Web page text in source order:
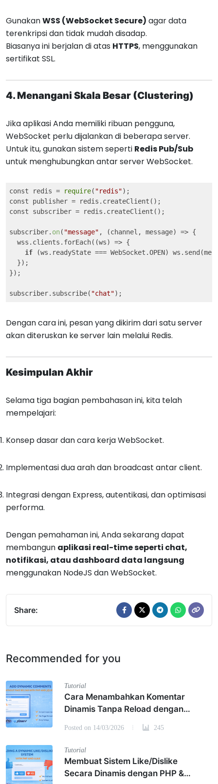
GunakanWSS (WebSocket Secure) agar data
terenkripsi dan tidak mudah disadap.
Biasanya ini berjalan di atas HTTPS, menggunakan
sertifikat SSL.
4. Menangani Skala Besar (Clustering)
Jika aplikasi Anda memiliki ribuan pengguna,
WebSocket perlu dijalankan di beberapa server.
Untuk itu, gunakan sistem seperti Redis Pub/Sub
untuk menghubungkan antar server WebSocket.
const redis = require( "redis");
const publisher = redis.createClient();
const subscriber = redis.createClient();
subscriber. on( "message" , (channel, message) => {
  wss.clients.forEach(
(ws) => {
if (ws.readyState === WebSocket.OPEN)
  });
});
subscriber.subscribe( "chat");
Dengan cara ini, pesan yang dikirim dari satu server
akan diteruskan ke server lain melalui Redis.
Kesimpulan Akhir
Selama tiga bagian pembahasan ini, kita telah
mempelajari:
Konsep dasar dan cara kerja WebSocket.
Implementasi dua arah dan broadcast antar client.
Integrasi dengan Express, autentikasi, dan optimisasi
performa.
Dengan pemahaman ini, Anda sekarang dapat
membangun aplikasi real-time seperti chat,
notifikasi, atau dashboard data langsung
menggunakan NodeJS dan WebSocket.
Share:
Recommended for you
Tutorial
Cara Menambahkan Komentar
Dinamis Tanpa Reload dengan
Posted on 14/03/2026 245
Tutorial
Membuat Sistem Like/Dislike
Secara Dinamis dengan PHP &